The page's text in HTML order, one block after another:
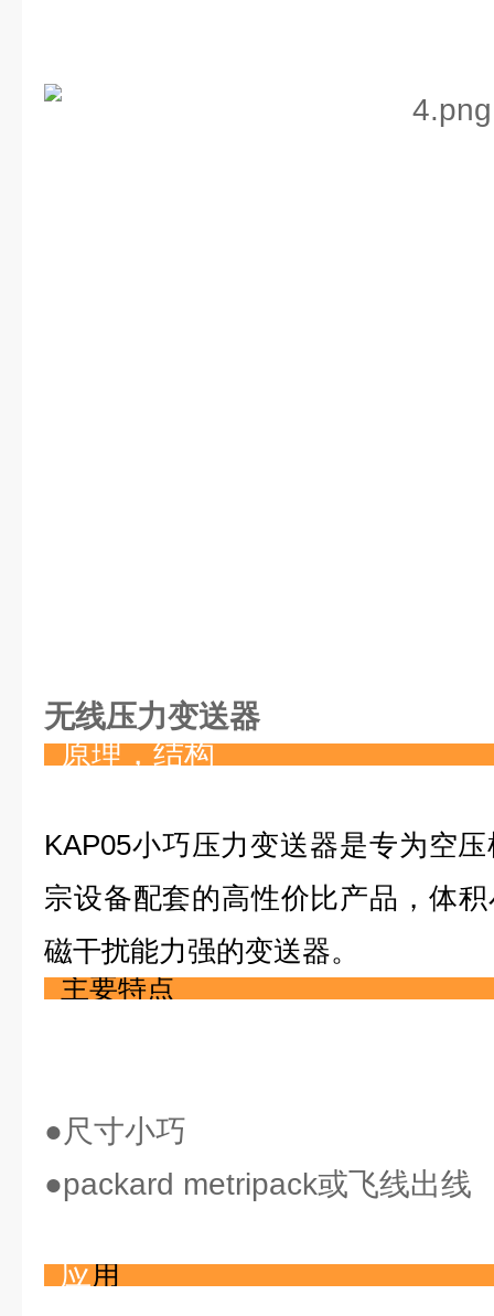
无线压力变送器
原理，结构
KAP05小巧压力变送器是专为空
宗设备配套的高性价比产品，体
磁干扰能力强的变送器。
主要特点
●尺寸小巧
●packard metripack或飞线出线
应用